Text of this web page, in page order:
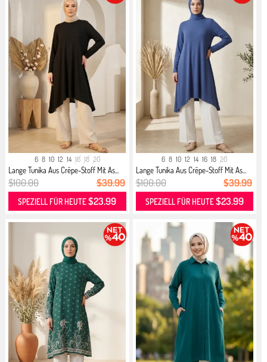
6 8 10 12 14 16 18 20
Lange Tunika Aus Crêpe-Stoff Mit As...
$100.00 $39.99
SPEZIELL FÜR HEUTE$23.99
6 8 10 12 14 16 18 20
Lange Tunika Aus Crêpe-Stoff Mit As...
$100.00 $39.99
SPEZIELL FÜR HEUTE$23.99